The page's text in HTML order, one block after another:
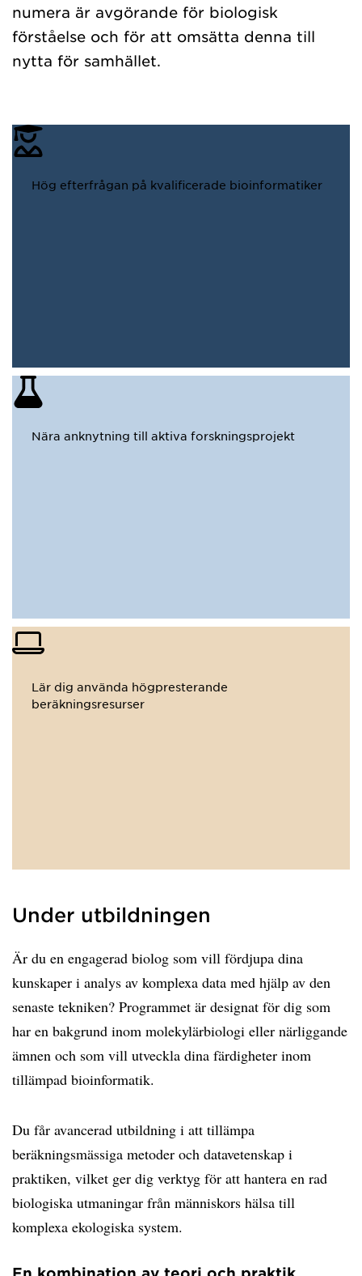
numera är avgörande för biologisk
förståelse och för att omsätta denna till
nytta för samhället.
Hög efterfrågan på kvalificerade bioinformatiker
Nära anknytning till aktiva forskningsprojekt
Lär dig använda högpresterande
beräkningsresurser
Under utbildningen
Är du en engagerad biolog som vill fördjupa dina
kunskaper i analys av komplexa data med hjälp av den
senaste tekniken? Programmet är designat för dig som
har en bakgrund inom molekylärbiologi eller närliggande
ämnen och som vill utveckla dina färdigheter inom
tillämpad bioinformatik.
Du får avancerad utbildning i att tillämpa
beräkningsmässiga metoder och datavetenskap i
praktiken, vilket ger dig verktyg för att hantera en rad
biologiska utmaningar från människors hälsa till
komplexa ekologiska system.